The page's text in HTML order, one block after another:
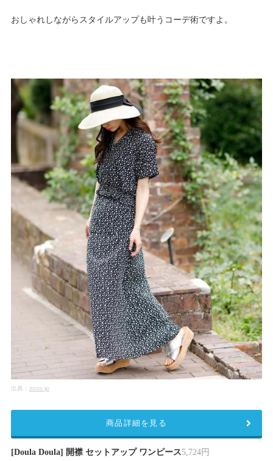
おしゃれしながらスタイルアップも叶うコーデ術ですよ。
出典： zozo.jp
[Doula Doula] 開襟 セットアップ ワンピース5,724円
商品詳細を見る